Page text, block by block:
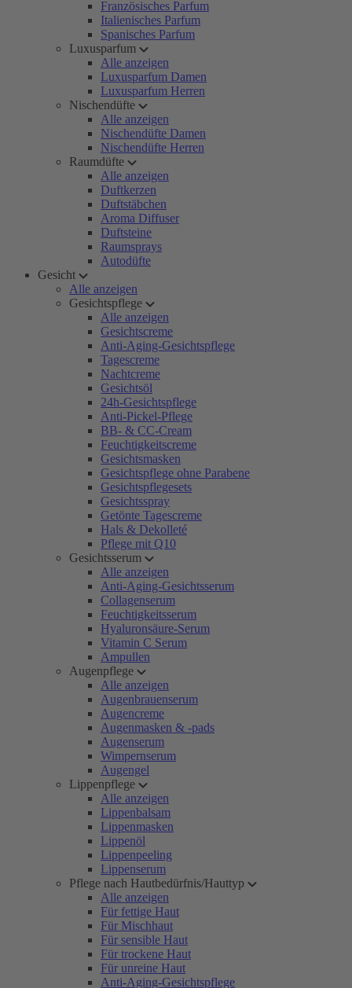
Französisches Parfum
Italienisches Parfum
Spanisches Parfum
Luxusparfum
Alle anzeigen
Luxusparfum Damen
Luxusparfum Herren
Nischendüfte
Alle anzeigen
Nischendüfte Damen
Nischendüfte Herren
Raumdüfte
Alle anzeigen
Duftkerzen
Duftstäbchen
Aroma Diffuser
Duftsteine
Raumsprays
Autodüfte
Gesicht
Alle anzeigen
Gesichtspflege
Alle anzeigen
Gesichtscreme
Anti-Aging-Gesichtspflege
Tagescreme
Nachtcreme
Gesichtsöl
24h-Gesichtspflege
Anti-Pickel-Pflege
BB- & CC-Cream
Feuchtigkeitscreme
Gesichtsmasken
Gesichtspflege ohne Parabene
Gesichtspflegesets
Gesichtsspray
Getönte Tagescreme
Hals & Dekolleté
Pflege mit Q10
Gesichtsserum
Alle anzeigen
Anti-Aging-Gesichtsserum
Collagenserum
Feuchtigkeitsserum
Hyaluronsäure-Serum
Vitamin C Serum
Ampullen
Augenpflege
Alle anzeigen
Augenbrauenserum
Augencreme
Augenmasken & -pads
Augenserum
Wimpernserum
Augengel
Lippenpflege
Alle anzeigen
Lippenbalsam
Lippenmasken
Lippenöl
Lippenpeeling
Lippenserum
Pflege nach Hautbedürfnis/Hauttyp
Alle anzeigen
Für fettige Haut
Für Mischhaut
Für sensible Haut
Für trockene Haut
Für unreine Haut
Anti-Aging-Gesichtspflege